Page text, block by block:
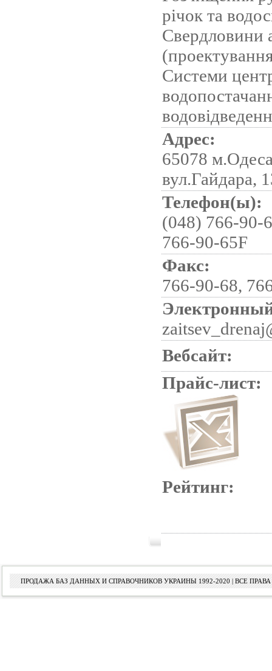
річок та
Свердловини
Системи
Адрес:
65078
вул.Гайдара,
Телефон(ы):
(048) 766-90-
766-90-65F
Факс:
766-90-68,
Вебсайт:
Прайс-лист:
Рейтинг:
ПРОДАЖА БАЗ ДАННЫХ И СПРАВОЧНИКОВ УКРАИНЫ 1992-2020 | ВСЕ